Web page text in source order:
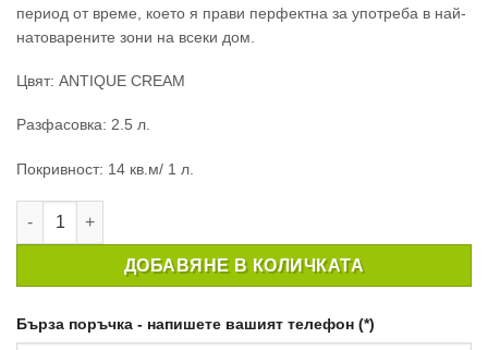
период от време, което я прави перфектна за употреба в най-
натоварените зони на всеки дом.
Цвят: ANTIQUE CREAM
Разфасовка: 2.5 л.
Покривност: 14 кв.м/ 1 л.
количество за ПОЧИСТВАЩА СЕ БОЯ CROWN EASYCLEAN
ДОБАВЯНЕ В КОЛИЧКАТА
Бърза поръчка - напишете вашият телефон (*)